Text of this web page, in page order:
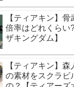
【ティアキン】
倍率はどれくらい
ザキングダム】
【ティアキン】
の素材をスクラビ